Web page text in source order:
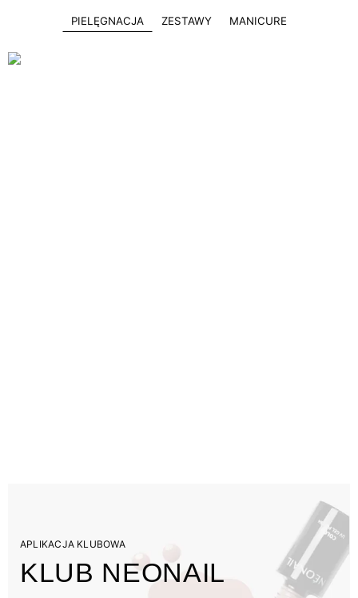
PIELĘGNACJA ZESTAWY MANICURE
APLIKACJA KLUBOWA
KLUB NEONAIL